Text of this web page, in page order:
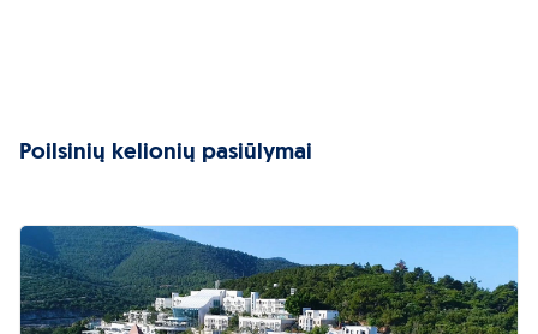
Poilsinių kelionių pasiūlymai